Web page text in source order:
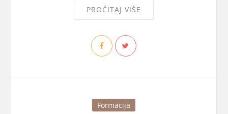
PROČITAJ VIŠE
Formacija